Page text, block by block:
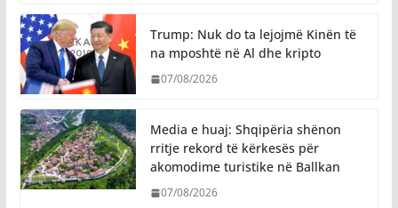
Trump: Nuk do ta lejojmë Kinën të
na mposhtë në Al dhe kripto
07/08/2026
Media e huaj: Shqipëria shënon
rritje rekord të kërkesës për
akomodime turistike në Ballkan
07/08/2026